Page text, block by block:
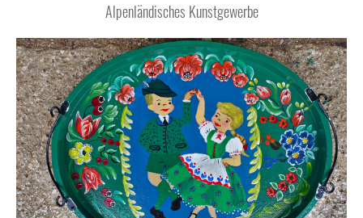
Alpenländisches Kunstgewerbe